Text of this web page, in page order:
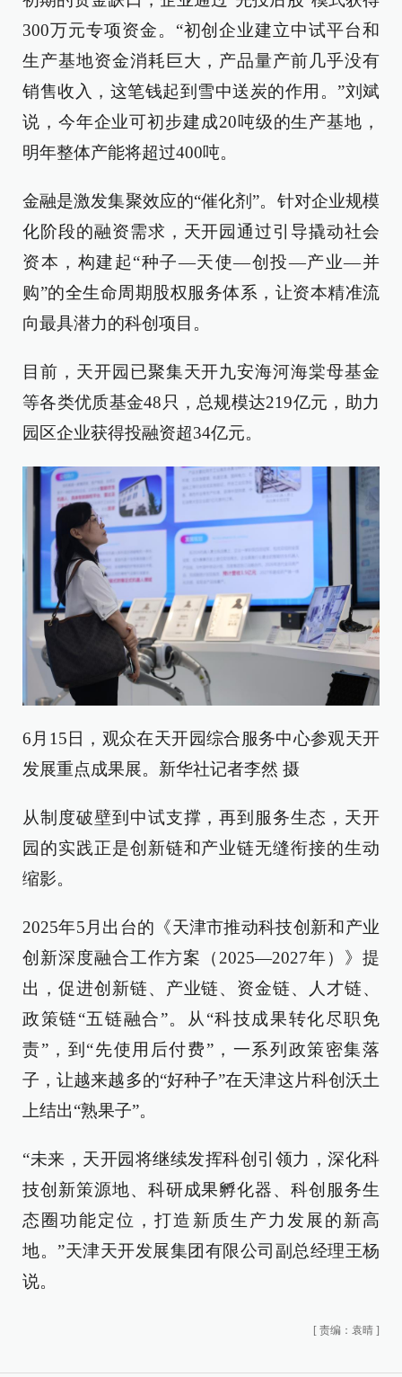
300万元专项资金。“初创企业建立中试平台和
生产基地资金消耗巨大，产品量产前几乎没有
销售收入，这笔钱起到雪中送炭的作用。”刘斌
说，今年企业可初步建成20吨级的生产基地，
明年整体产能将超过400吨。
金融是激发集聚效应的“催化剂”。针对企业规模
化阶段的融资需求，天开园通过引导撬动社会
资本，构建起“种子—天使—创投—产业—并
购”的全生命周期股权服务体系，让资本精准流
向最具潜力的科创项目。
目前，天开园已聚集天开九安海河海棠母基金
等各类优质基金48只，总规模达219亿元，助力
园区企业获得投融资超34亿元。
6月15日，观众在天开园综合服务中心参观天开
发展重点成果展。新华社记者李然 摄
从制度破壁到中试支撑，再到服务生态，天开
园的实践正是创新链和产业链无缝衔接的生动
缩影。
2025年5月出台的《天津市推动科技创新和产业
创新深度融合工作方案（2025—2027年）》提
出，促进创新链、产业链、资金链、人才链、
政策链“五链融合”。从“科技成果转化尽职免
责”，到“先使用后付费”，一系列政策密集落
子，让越来越多的“好种子”在天津这片科创沃土
上结出“熟果子”。
“未来，天开园将继续发挥科创引领力，深化科
技创新策源地、科研成果孵化器、科创服务生
态圈功能定位，打造新质生产力发展的新高
地。”天津天开发展集团有限公司副总经理王杨
说。
[ 责编：袁晴 ]